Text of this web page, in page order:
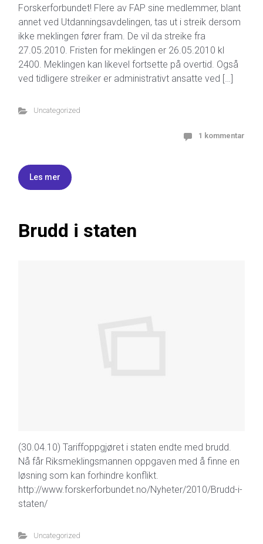
Forskerforbundet! Flere av FAP sine medlemmer, blant
annet ved Utdanningsavdelingen, tas ut i streik dersom
ikke meklingen fører fram. De vil da streike fra
27.05.2010. Fristen for meklingen er 26.05.2010 kl
2400. Meklingen kan likevel fortsette på overtid. Også
ved tidligere streiker er administrativt ansatte ved […]
Uncategorized
1 kommentar
Les mer
Brudd i staten
(30.04.10) Tariffoppgjøret i staten endte med brudd.
Nå får Riksmeklingsmannen oppgaven med å finne en
løsning som kan forhindre konflikt.
http://www.forskerforbundet.no/Nyheter/2010/Brudd-i-
staten/
Uncategorized